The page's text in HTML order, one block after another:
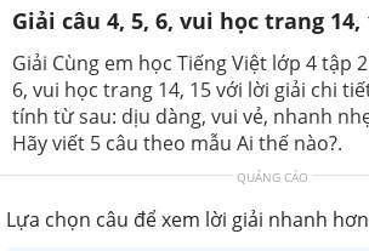
Giải câu 4, 5, 6, vui học trang 14,
Giải Cùng em học Tiếng Việt lớp 4 tập
6, vui học trang 14, 15 với lời giải chi
tính từ sau: dịu dàng, vui vẻ, nhanh
Hãy viết 5 câu theo mẫu Ai thế nào?.
QUẢNG CÁO
Lựa chọn câu để xem lời giải nhanh hơn